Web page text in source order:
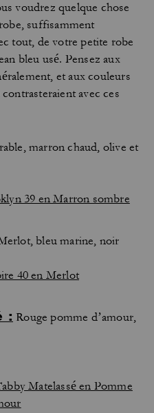
voudrez quelque chose
suffisamment
tout, de votre petite robe
bleu usé. Pensez aux
et aux couleurs
avec ces
marron chaud, olive et
39 en Marron sombre
bleu marine, noir
40 en Merlot
: Rouge pomme d’amour,
Matelassé en Pomme